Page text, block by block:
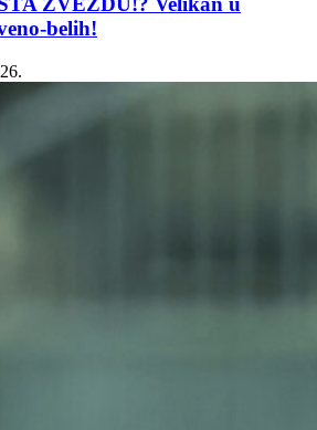
belih!